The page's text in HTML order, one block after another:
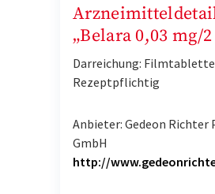
„Belara 0,03 mg/
Darreichung:
Rezeptpflichtig
Anbieter: Gedeon Richter
GmbH
http://